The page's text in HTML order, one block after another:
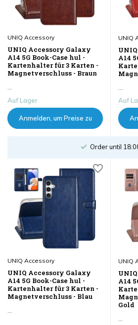
UNIQ Accessory
UNIQ Accessory Galaxy
A14 5G Book-Case hul -
Kartenhalter für 3 Karten -
Magnetverschluss - Braun
Auf Lager
Anmelden, um Preise zu
UNIQ
A14
Auf
Order until
UNIQ Accessory
UNIQ Accessory Galaxy
A14 5G Book-Case hul -
Kartenhalter für 3 Karten -
Magnetverschluss - Blau
...
UNIQ
A14
Gold
...